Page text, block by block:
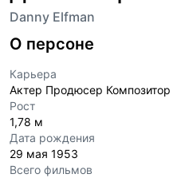
Danny Elfman
О персоне
Карьера
Актер Продюсер Композитор
Рост
1,78 м
Дата рождения
29 мая 1953
Всего фильмов